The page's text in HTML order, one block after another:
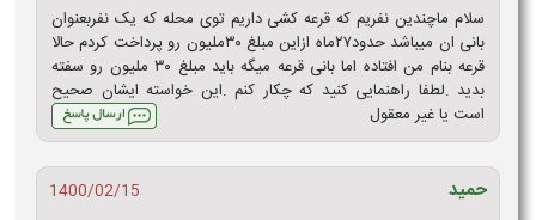
سلام ماچندین نفریم که قرعه کشی داریم توی محله که یک نفربعنوان
بانی ان میباشد حدود۲۷ماه ازاین مبلغ ۳۰ملیون رو پرداخت کردم حالا
قرعه بنام من افتاده اما بانی قرعه میگه باید مبلغ ۳۰ ملیون رو سفته
بدید .لطفا راهنمایی کنید که چکار کنم .این خواسته ایشان صحیح
است یا غیر معقول
حمید
1400/02/15